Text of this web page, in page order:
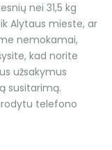
nei 31,5 kg
Alytaus mieste, ar
nemokamai,
kad norite
užsakymus
susitarimą.
telefono